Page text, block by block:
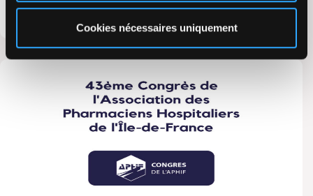
Cookies nécessaires uniquement
Lire la suite